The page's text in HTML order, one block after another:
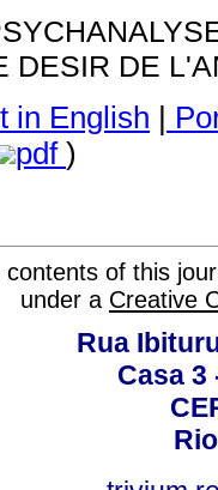
DESIR DE
in English |
pdf )
contents of this
under a Creative
Rua
Casa 3